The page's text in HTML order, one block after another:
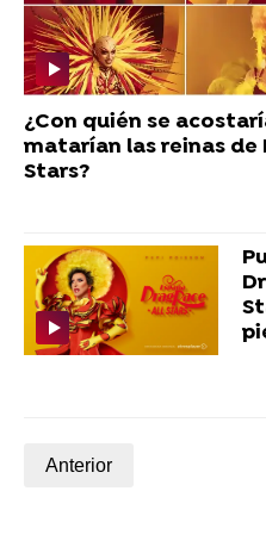
¿Con quién se
matarían las reinas de
Stars?
Anterior